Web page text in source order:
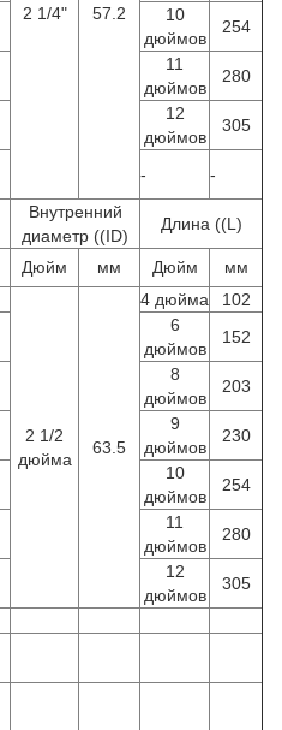
2 1/4" 57.2
10
дюймов
254
11
дюймов
280
12
дюймов
305
-
-
Внутренний
диаметр ((ID)
Длина ((L)
Дюйм мм Дюйм мм
2 1/2
дюйма
63.5
4 дюйма
102
6
дюймов
152
8
дюймов
203
9
дюймов
230
10
дюймов
254
11
дюймов
280
12
дюймов
305